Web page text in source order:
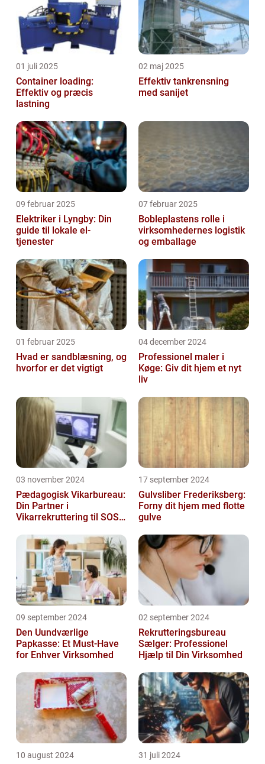
01 juli 2025
Container loading:
Effektiv og præcis
lastning
02 maj 2025
Effektiv tankrensning
med sanijet
09 februar 2025
Elektriker i Lyngby: Din
guide til lokale el-
tjenester
07 februar 2025
Bobleplastens rolle i
virksomhedernes logistik
og emballage
01 februar 2025
Hvad er sandblæsning, og
hvorfor er det vigtigt
04 december 2024
Professionel maler i
Køge: Giv dit hjem et nyt
liv
03 november 2024
Pædagogisk Vikarbureau:
Din Partner i
Vikarrekruttering til SOSU
17 september 2024
Gulvsliber Frederiksberg:
Forny dit hjem med flotte
gulve
09 september 2024
Den Uundværlige
Papkasse: Et Must-Have
for Enhver Virksomhed
02 september 2024
Rekrutteringsbureau
Sælger: Professionel
Hjælp til Din Virksomhed
10 august 2024 31 juli 2024